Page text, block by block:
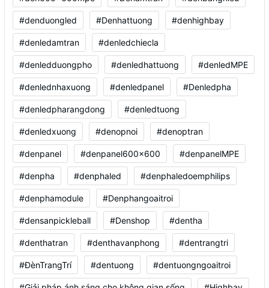
#denduongled #Denhattuong #denhighbay
#denledamtran #denledchiecla
#denledduongpho #denledhattuong #denledMPE
#denlednhaxuong #denledpanel #Denledpha
#denledpharangdong #denledtuong
#denledxuong #denopnoi #denoptran
#denpanel #denpanel600x600 #denpanelMPE
#denpha #denphaled #denphaledoemphilips
#denphamodule #Denphangoaitroi
#densanpickleball #Denshop #dentha
#denthatran #denthavanphong #dentrangtri
#ĐènTrangTrí #dentuong #dentuongngoaitroi